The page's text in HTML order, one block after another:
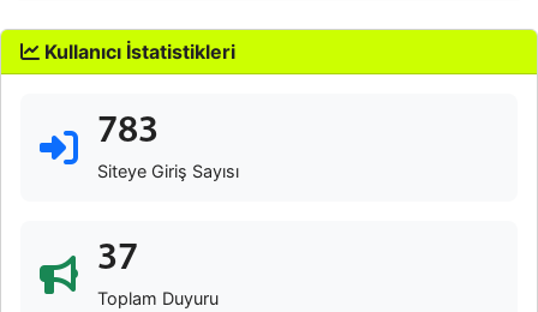
Kullanıcı İstatistikleri
783
Siteye Giriş Sayısı
37
Toplam Duyuru